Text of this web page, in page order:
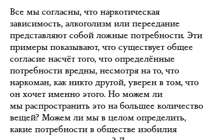
Все мы согласны, что наркотическая
зависимость, алкоголизм или переедание
представляют собой ложные потребности. Эти
примеры показывают, что существует общее
согласие насчёт того, что определённые
потребности вредны, несмотря на то, что
наркоман, как никто другой, уверен в том, что
он хочет именно этого. Но можем ли
мы распространить это на большее количество
вещей? Можем ли мы в целом определить,
какие потребности в обществе изобилия